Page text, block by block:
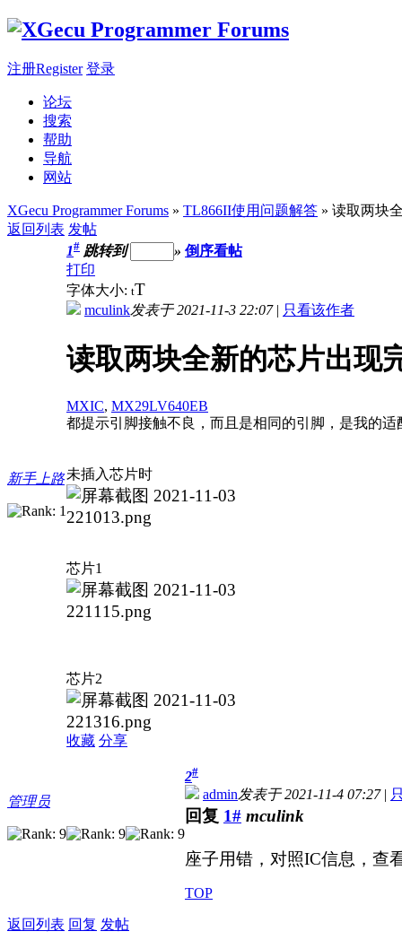
注册Register 登录
论坛
搜索
帮助
导航
网站
XGecu Programmer Forums » TL866II使用问题解答 » 读取两块
返回列表 发帖
新手上路
1# 跳转到 » 倒序看帖
打印
字体大小: tT
mculink发表于 2021-11-3 22:07| 只看该作者
读取两块全新的芯片出现
MXIC, MX29LV640EB
都提示引脚接触不良，而且是相同的引脚，是我的适
未插入芯片时
芯片1
芯片2
收藏 分享
管理员
2#
admin发表于 2021-11-4 07:27|
回复 1# mculink
座子用错，对照IC信息，查
TOP
返回列表 回复 发帖